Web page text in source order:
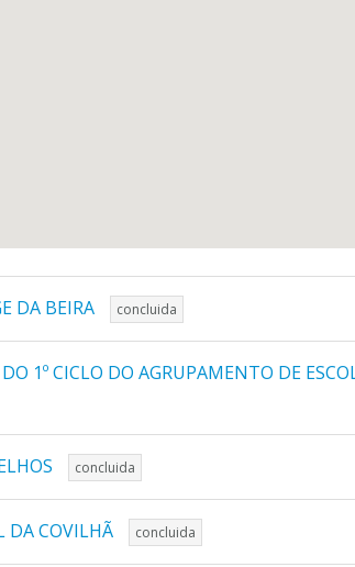
DA BEIRA concluida
1º CICLO DO AGRUPAMENTO DE
concluida
DA COVILHÃ concluida